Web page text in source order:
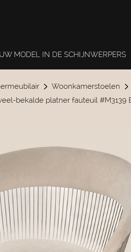
MODEL IN DE SCHIJNWERPERS
Woonkamerstoelen
bekalde platner fauteuil #M3139